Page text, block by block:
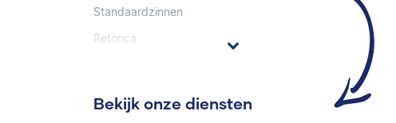
Standaardzinnen
Retorica
Bekijk onze diensten